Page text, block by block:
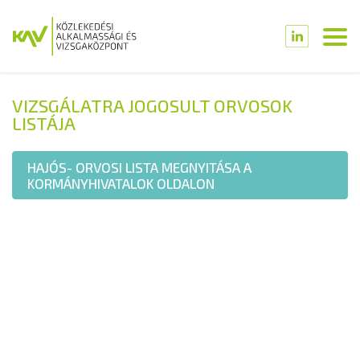
VIZSGÁLATRA JOGOSULT ORVOSOK
LISTÁJA
HAJÓS- ORVOSI LISTA MEGNYITÁSA A
KORMÁNYHIVATALOK OLDALON